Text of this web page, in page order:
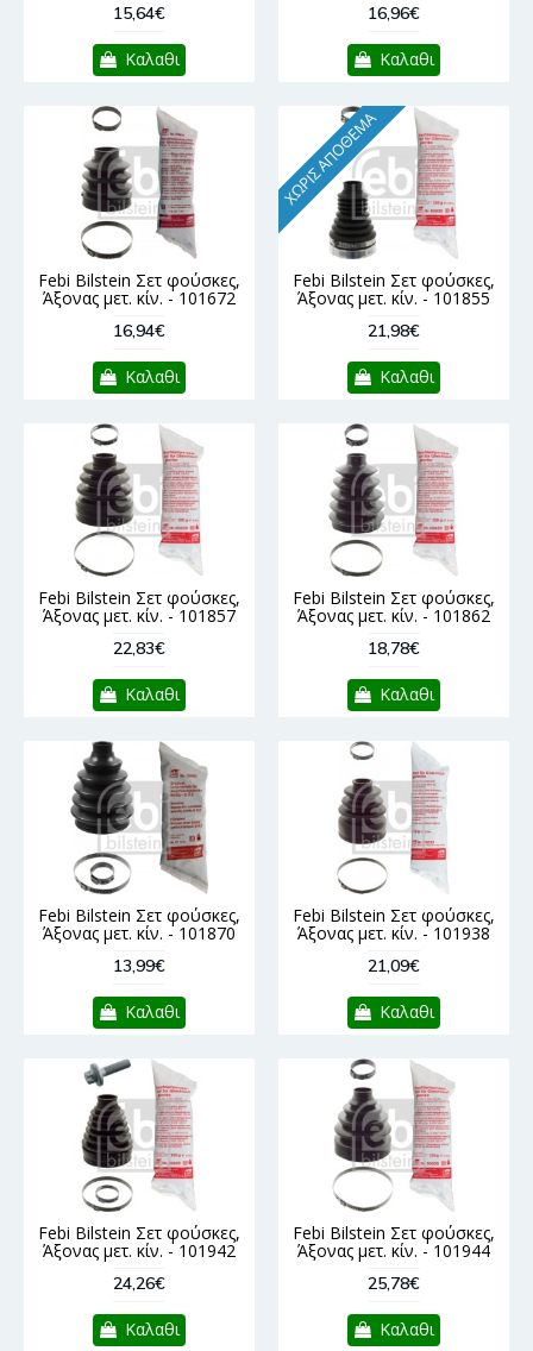
15,64€
Καλαθι
16,96€
Καλαθι
Febi Bilstein Σετ φούσκες,
Άξονας μετ. κίν. - 101672
16,94€
Καλαθι
ΧΩΡΊΣ ΑΠΌΘΕΜΑ
Febi Bilstein Σετ φούσκες,
Άξονας μετ. κίν. - 101855
21,98€
Καλαθι
Febi Bilstein Σετ φούσκες,
Άξονας μετ. κίν. - 101857
22,83€
Καλαθι
Febi Bilstein Σετ φούσκες,
Άξονας μετ. κίν. - 101862
18,78€
Καλαθι
Febi Bilstein Σετ φούσκες,
Άξονας μετ. κίν. - 101870
13,99€
Καλαθι
Febi Bilstein Σετ φούσκες,
Άξονας μετ. κίν. - 101938
21,09€
Καλαθι
Febi Bilstein Σετ φούσκες,
Άξονας μετ. κίν. - 101942
24,26€
Καλαθι
Febi Bilstein Σετ φούσκες,
Άξονας μετ. κίν. - 101944
25,78€
Καλαθι